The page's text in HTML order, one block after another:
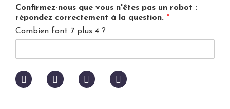
v
a
c
y
i
c
Confirmez-nous que vous n'êtes pas un robot :
répondez correctement à la question. *
Combien font 7 plus 4 ?